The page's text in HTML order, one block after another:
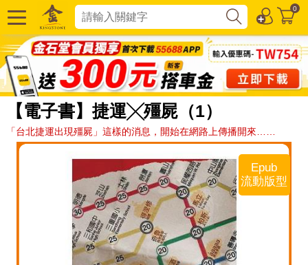
0
【電子書】捷運╳殭屍（1）
「台北捷運出現殭屍」這樣的消息，開始在網路上傳播開來……
Epub
流動版型